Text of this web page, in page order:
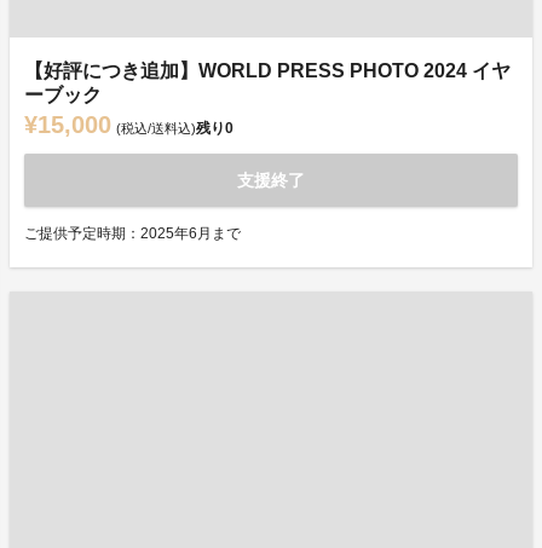
【好評につき追加】WORLD PRESS PHOTO 2024 イヤ
ーブック
¥15,000 (税込/送料込)残り0
支援終了
ご提供予定時期：2025年6月まで